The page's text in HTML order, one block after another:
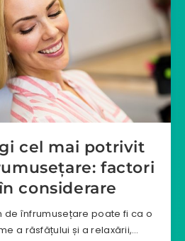
cel mai potrivit
factori
considerare
de înfrumusețare poate fi ca o
a răsfățului și a relaxării,…